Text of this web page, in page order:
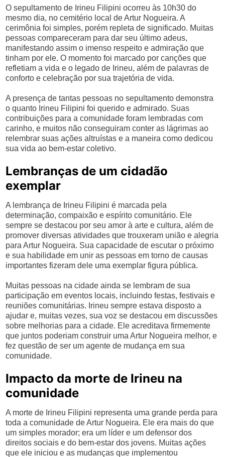
O sepultamento de Irineu Filipini ocorreu às 10h30 do
mesmo dia, no cemitério local de Artur Nogueira. A
cerimônia foi simples, porém repleta de significado. Muitas
pessoas compareceram para dar seu último adeus,
manifestando assim o imenso respeito e admiração que
tinham por ele. O momento foi marcado por canções que
refletiam a vida e o legado de Irineu, além de palavras de
conforto e celebração por sua trajetória de vida.
A presença de tantas pessoas no sepultamento demonstra
o quanto Irineu Filipini foi querido e admirado. Suas
contribuições para a comunidade foram lembradas com
carinho, e muitos não conseguiram conter as lágrimas ao
relembrar suas ações altruístas e a maneira como dedicou
sua vida ao bem-estar coletivo.
Lembranças de um cidadão
exemplar
A lembrança de Irineu Filipini é marcada pela
determinação, compaixão e espírito comunitário. Ele
sempre se destacou por seu amor à arte e cultura, além de
promover diversas atividades que trouxeram união e alegria
para Artur Nogueira. Sua capacidade de escutar o próximo
e sua habilidade em unir as pessoas em torno de causas
importantes fizeram dele uma exemplar figura pública.
Muitas pessoas na cidade ainda se lembram de sua
participação em eventos locais, incluindo festas, festivais e
reuniões comunitárias. Irineu sempre estava disposto a
ajudar e, muitas vezes, sua voz se destacou em discussões
sobre melhorias para a cidade. Ele acreditava firmemente
que juntos poderiam construir uma Artur Nogueira melhor, e
fez questão de ser um agente de mudança em sua
comunidade.
Impacto da morte de Irineu na
comunidade
A morte de Irineu Filipini representa uma grande perda para
toda a comunidade de Artur Nogueira. Ele era mais do que
um simples morador; era um líder e um defensor dos
direitos sociais e do bem-estar dos jovens. Muitas ações
que ele iniciou e as mudanças que implementou